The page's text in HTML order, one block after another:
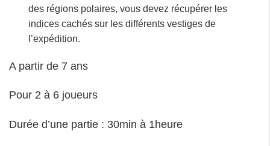
des régions polaires, vous devez récupérer les
indices cachés sur les différents vestiges de
l’expédition.
A partir de 7 ans
Pour 2 à 6 joueurs
Durée d’une partie : 30min à 1heure